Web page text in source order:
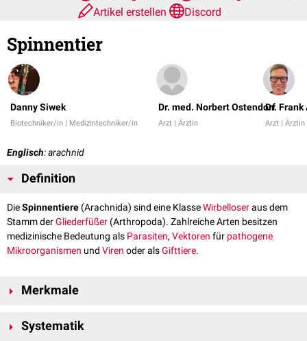
Artikel erstellen
Discord
Spinnentier
Danny Siwek
Biotechniker/in | Medizintechniker/in
Dr. med. Norbert Ostendorf
Arzt | Ärztin
Dr.
Arzt | Ärztin
Englisch: arachnid
Definition
DieSpinnentiere (Arachnida) sind eine KlasseWirbelloseraus dem
Stamm derGliederfüßer (Arthropoda). Zahlreiche Arten besitzen
medizinische Bedeutung als Parasiten, Vektoren für pathogene
Mikroorganismen und Viren oder alsGifttiere.
Merkmale
Landtiere dar. Ursprüngliche Kiemen haben sich zu Fächertracheen als
Systematik